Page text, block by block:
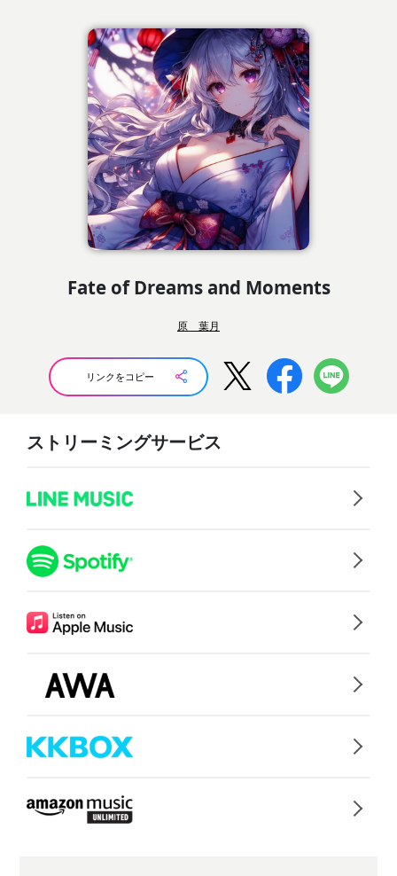
Fate of Dreams and Moments
原 葉月
リンクをコピー
ストリーミングサービス